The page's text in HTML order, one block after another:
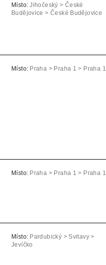
Místo: Jihočeský > České
Budějovice > České Budějovice
Místo: Praha > Praha 1 > Praha 1
Místo: Praha > Praha 1 > Praha 1
Místo: Pardubický > Svitavy >
Jevíčko